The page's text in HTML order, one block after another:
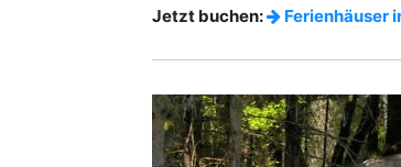
Jetzt buchen: Ferienhäuser